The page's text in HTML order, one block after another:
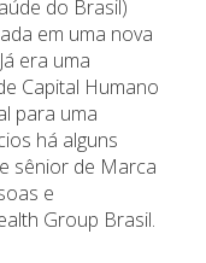
do Brasil)
em uma nova
era uma
Capital Humano
para uma
há alguns
sênior de Marca
e
Group Brasil.